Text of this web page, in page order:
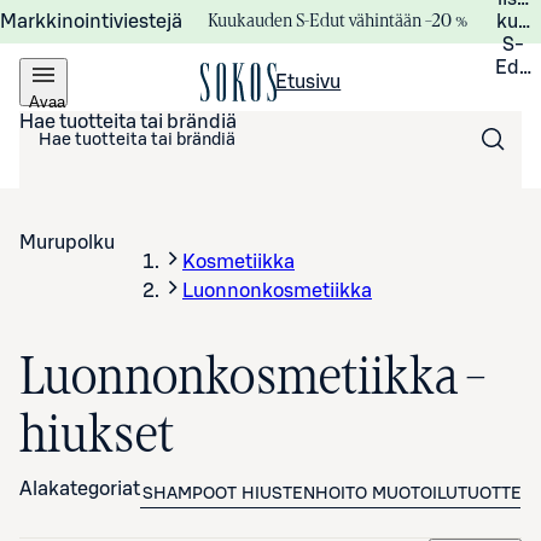
Markkinointiviestejä Kuukauden S-Edut vähintään –20 %
S-
Avaa
valikko
Etusivu
Hae tuotteita tai brändiä
Murupolku
Kosmetiikka
Luonnonkosmetiikka
Luonnonkosmetiikka –
hiukset
AlakategoriatSHAMPOOT HIUSTENHOITO MUOTOILUTUOTTEET